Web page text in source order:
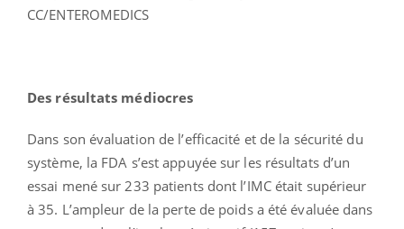
CC/ENTEROMEDICS
Des résultats médiocres
Dans son évaluation de l’efficacité et de la sécurité du
système, la FDA s’est appuyée sur les résultats d’un
essai mené sur 233 patients dont l’IMC était supérieur
à 35. L’ampleur de la perte de poids a été évaluée dans